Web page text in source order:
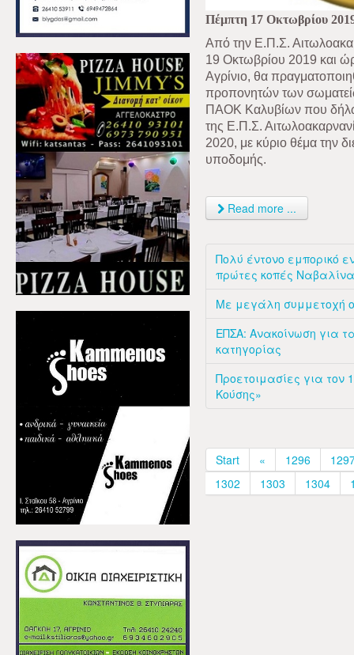
Πέμπτη 17 Οκτωβρίου
Από την Ε.Π.Σ.
19 Οκτωβρίου 2019 και
Αγρίνιο, θα
προπονητών των
ΠΑΟΚ Καλυβίων που
της Ε.Π.Σ.
2020, με κύριο θέμα την
υποδομής.
Read more ...
Πολύ έντονο εμπορικό
πρώτες κοπές
Με μεγάλη συμμετοχή
ΕΠΣΑ: Ανακοίνωση για
κατηγορίας
Προετοιμασίες για
Κούσης»
Start « 1296
1302
1303 1304